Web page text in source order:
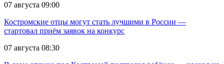
07 августа 09:00
Костромские отцы могут стать лучшими в России —
стартовал приём заявок на конкурс
07 августа 08:30